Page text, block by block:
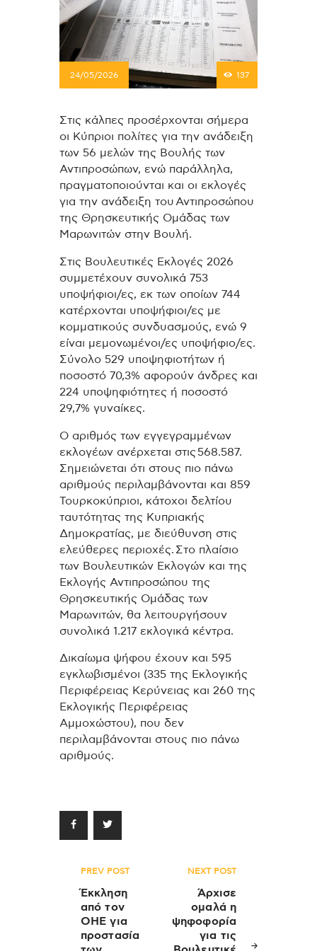
24/05/2026 137
Στις κάλπες προσέρχονται σήμερα
οι Κύπριοι πολίτες για την ανάδειξη
των 56 μελών της Βουλής των
Αντιπροσώπων, ενώ παράλληλα,
πραγματοποιούνται και οι εκλογές
για την ανάδειξη του Αντιπροσώπου
της Θρησκευτικής Ομάδας των
Μαρωνιτών στην Βουλή.
Στις Βουλευτικές Εκλογές 2026
συμμετέχουν συνολικά 753
υποψήφιοι/ες, εκ των οποίων 744
κατέρχονται υποψήφιοι/ες με
κομματικούς συνδυασμούς, ενώ 9
είναι μεμονωμένοι/ες υποψήφιο/ες.
Σύνολο 529 υποψηφιοτήτων ή
ποσοστό 70,3% αφορούν άνδρες και
224 υποψηφιότητες ή ποσοστό
29,7% γυναίκες.
Ο αριθμός των εγγεγραμμένων
εκλογέων ανέρχεται στις 568.587.
Σημειώνεται ότι στους πιο πάνω
αριθμούς περιλαμβάνονται και 859
Τουρκοκύπριοι, κάτοχοι δελτίου
ταυτότητας της Κυπριακής
Δημοκρατίας, με διεύθυνση στις
ελεύθερες περιοχές. Στο πλαίσιο
των Βουλευτικών Εκλογών και της
Εκλογής Αντιπροσώπου της
Θρησκευτικής Ομάδας των
Μαρωνιτών, θα λειτουργήσουν
συνολικά 1.217 εκλογικά κέντρα.
Δικαίωμα ψήφου έχουν και 595
εγκλωβισμένοι (335 της Εκλογικής
Περιφέρειας Κερύνειας και 260 της
Εκλογικής Περιφέρειας
Αμμοχώστου), που δεν
περιλαμβάνονται στους πιο πάνω
αριθμούς.
Πλοήγηση
άρθρων
PREV POST
Έκκληση
από τον
ΟΗΕ για
προστασία
NEXT POST
Άρχισε
ομαλά η
ψηφοφορία
για τις